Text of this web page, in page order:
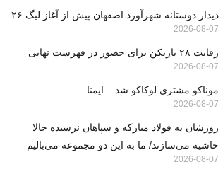
دیدار دوستانه شهرآورد اصفهان پیش از آغاز لیگ ۲۶
2026-08-07
رقابت ۲۸ بازیکن برای حضور در فهرست نهایی
2026-08-07
موناکو مشتری لوکاکو شد – ایمنا
2026-08-07
زورشان به فولاد مبارکه و سپاهان نرسیده حالا
حاشیه می‌سازند/ ما به این دو مجموعه می‌بالیم
2026-08-07